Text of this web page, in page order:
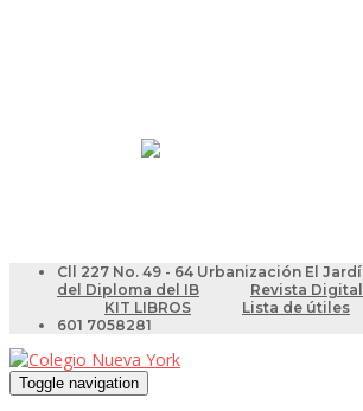
Cll 227 No. 49 - 64 Urbanización El
del Diploma del IB
Revista
KIT LIBROS
Lista de útiles
601 7058281
Toggle navigation